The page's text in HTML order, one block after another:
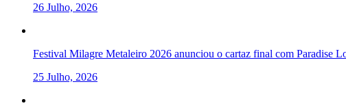
26 Julho, 2026
Festival Milagre Metaleiro 2026 anunciou o cartaz final com Paradise
25 Julho, 2026